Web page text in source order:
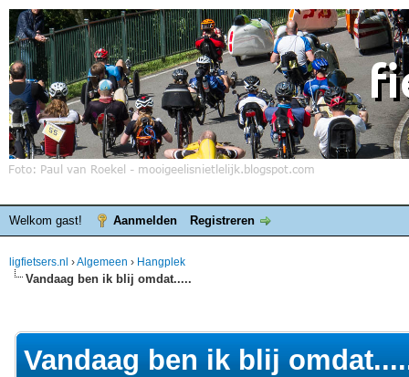
Welkom gast! Aanmelden Registreren
ligfietsers.nl ›Algemeen › Hangplek
Vandaag ben ik blij omdat.....
Vandaag ben ik blij